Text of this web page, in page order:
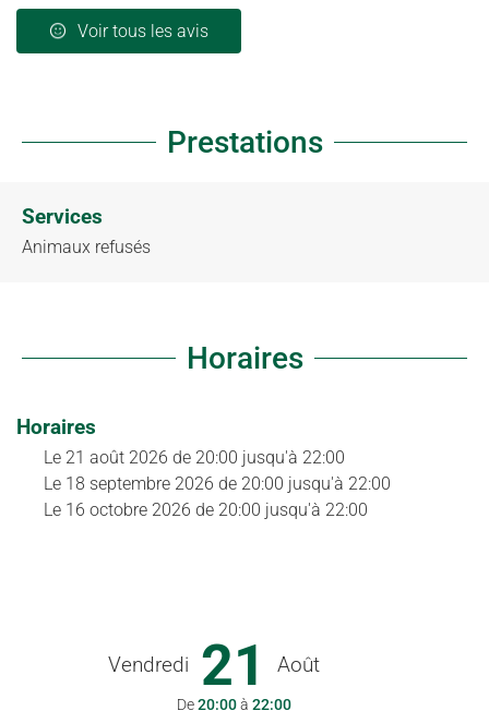
Voir tous les avis
Prestations
Services
Animaux refusés
Horaires
Horaires
Le 21 août 2026 de 20:00 jusqu'à 22:00
Le 18 septembre 2026 de 20:00 jusqu'à 22:00
Le 16 octobre 2026 de 20:00 jusqu'à 22:00
Vendredi 21 Août
De20:00à 22:00